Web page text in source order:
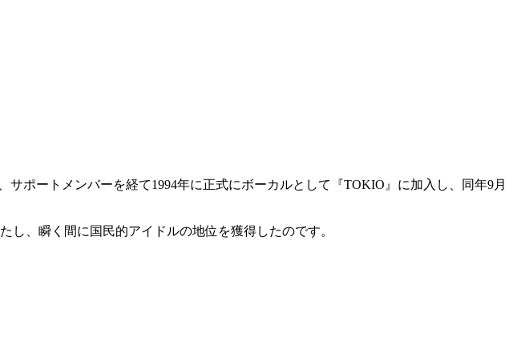
ポートメンバーを経て1994年に正式にボーカルとして『TOKIO』に加入し、同年9月
、瞬く間に国民的アイドルの地位を獲得したのです。